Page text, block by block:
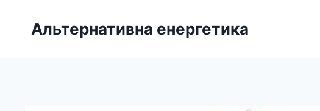
Альтернативна енергетика